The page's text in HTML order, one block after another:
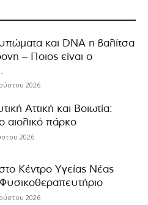
και DNA η βαλίτσα
– Ποιος είναι ο
2026
Αττική και Βοιωτία:
αιολικό πάρκο
2026
στο Κέντρο Υγείας Νέας
2026